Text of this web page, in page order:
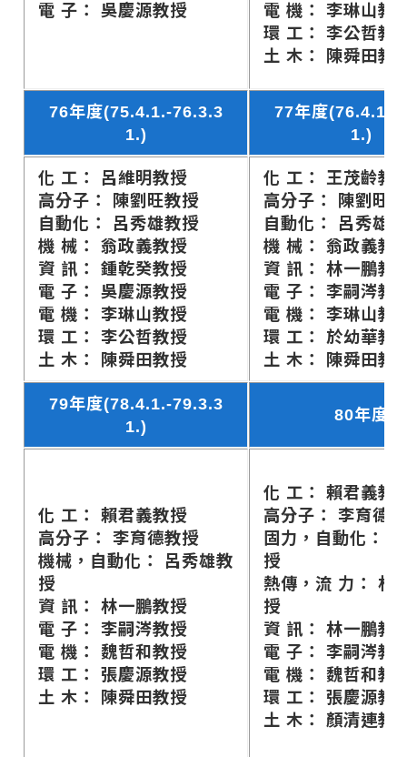
電 子： 吳慶源教授
電 機： 李琳山教
環 工： 李公哲教
土 木： 陳舜田教
76年度(75.4.1.-76.3.3
1.)
77年度(76.4.1.-
1.)
化 工： 呂維明教授
高分子： 陳劉旺教授
自動化： 呂秀雄教授
機 械： 翁政義教授
資 訊： 鍾乾癸教授
電 子： 吳慶源教授
電 機： 李琳山教授
環 工： 李公哲教授
土 木： 陳舜田教授
化 工： 王茂齡教
高分子： 陳劉旺
自動化： 呂秀雄
機 械： 翁政義教
資 訊： 林一鵬教
電 子： 李嗣涔教
電 機： 李琳山教
環 工： 於幼華教
土 木： 陳舜田教
79年度(78.4.1.-79.3.3
1.)
80年度
化 工： 賴君義教授
高分子： 李育德教授
機械，自動化： 呂秀雄教
授
資 訊： 林一鵬教授
電 子： 李嗣涔教授
電 機： 魏哲和教授
環 工： 張慶源教授
土 木： 陳舜田教授
化 工： 賴君義教
高分子： 李育德
固力，自動化：
授
熱傳，流 力： 林
授
資 訊： 林一鵬教
電 子： 李嗣涔教
電 機： 魏哲和教
環 工： 張慶源教
土 木： 顏清連教